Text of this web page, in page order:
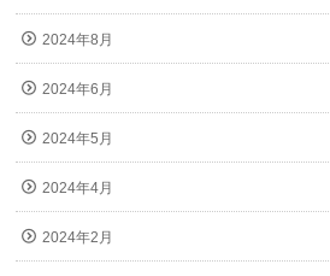
2024年8月
2024年6月
2024年5月
2024年4月
2024年2月